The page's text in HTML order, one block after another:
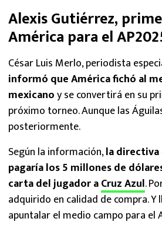
Alexis Gutiérrez,
América para el
César Luis Merlo, periodista
informó que América fichó al
mexicanoy se convertirá en su
próximo torneo. Aunque las
posteriormente.
Según la información,la directiva
pagaría los 5 millones de
carta del jugador aCruz Azul.
adquirido en calidad de compra. Y
apuntalar el medio campo para el